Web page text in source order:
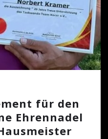
für den
Ehrennadel